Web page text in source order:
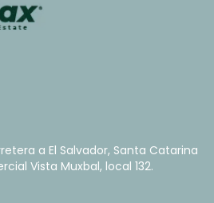
a El Salvador, Santa Catarina
Vista Muxbal, local 132.